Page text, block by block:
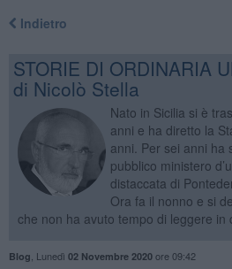
Indietro
STORIE DI ORDINARIA
di Nicolò Stella
Nato in Sicilia si è
anni e ha diretto la
anni. Per sei anni ha
pubblico ministero
distaccata di
Ora fa il nonno e si
che non ha avuto tempo di leggere in
Blog Lunedì 02 Novembre 2020ore 09:42